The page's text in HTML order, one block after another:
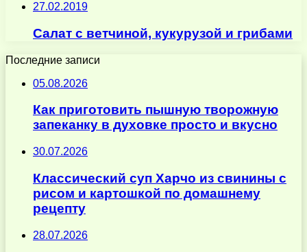
27.02.2019
Салат с ветчиной, кукурузой и грибами
Последние записи
05.08.2026
Как приготовить пышную творожную
запеканку в духовке просто и вкусно
30.07.2026
Классический суп Харчо из свинины с
рисом и картошкой по домашнему
рецепту
28.07.2026